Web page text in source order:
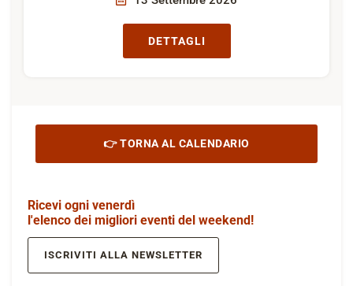
DETTAGLI
👉 TORNA AL CALENDARIO
Ricevi ogni venerdì
l'elenco dei migliori eventi del weekend!
ISCRIVITI ALLA NEWSLETTER